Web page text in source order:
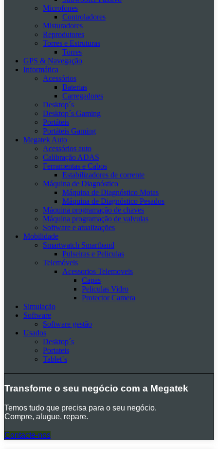
Microfones
Controladores
Misturadores
Reprodutores
Torres e Estruturas
Torres
GPS & Navegação
Informática
Acessórios
Baterias
Carregadores
Desktop´s
Desktop´s Gaming
Portáteis
Portáteis Gaming
Megatek Auto
Acessórios auto
Calibração ADAS
Ferramentas e Cabos
Estabilizadores de corrente
Máquina de Diagnóstico
Máquina de Diagnóstico Motas
Máquina de Diagnóstico Pesados
Máquina programação de chaves
Máquina programação de valvulas
Software e atualizações
Mobilidade
Smartwatch Smartband
Pulseiras e Peliculas
Telemóveis
Acessorios Telemoveis
Capas
Peliculas Vidro
Protector Camera
Simulação
Software
Software gestão
Usados
Desktop´s
Portateis
Tablet´s
Transfome o seu negócio com a Megatek
Temos tudo que precisa para o seu negócio.
Compre, alugue, repare.
Contacte-nos